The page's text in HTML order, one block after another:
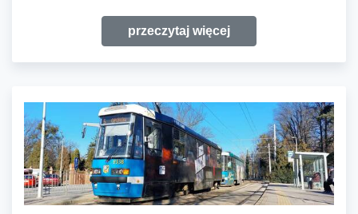
przeczytaj więcej